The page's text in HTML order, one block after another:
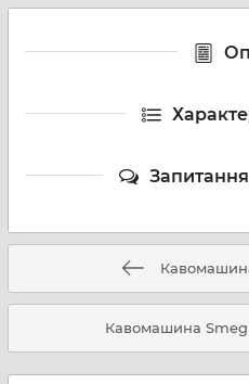
Запитання
Кавомашина Smeg